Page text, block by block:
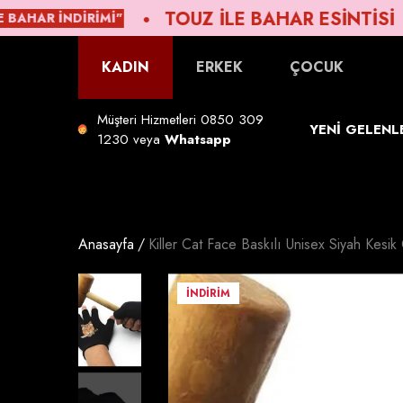
TOUZ ILE BAHAR ESINTISI GELDİ
KADIN ERKEK ÇOCUK
Müşteri Hizmetleri 0850 309
1230 veya Whatsapp YENİ
Anasayfa Killer Cat Face Baskılı Unisex Siyah
İNDIRIM